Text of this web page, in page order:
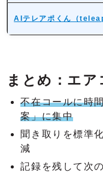
AIテレアポくん（
まとめ：エア
不在コールに時
案」に集中
聞き取りを標準
減
記録を残して次